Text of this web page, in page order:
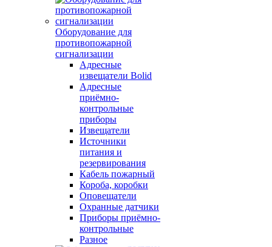
Оборудование для
противопожарной
сигнализации
Адресные
извещатели Bolid
Адресные
приёмно-
контрольные
приборы
Извещатели
Источники
питания и
резервирования
Кабель пожарный
Короба, коробки
Оповещатели
Охранные датчики
Приборы приёмно-
контрольные
Разное